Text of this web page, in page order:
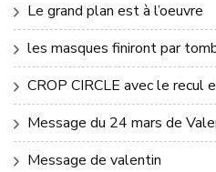
Le grand plan est à l’oeuvre
les masques finiront par
CROP CIRCLE avec le recul
Message du 24 mars de
Message de valentin